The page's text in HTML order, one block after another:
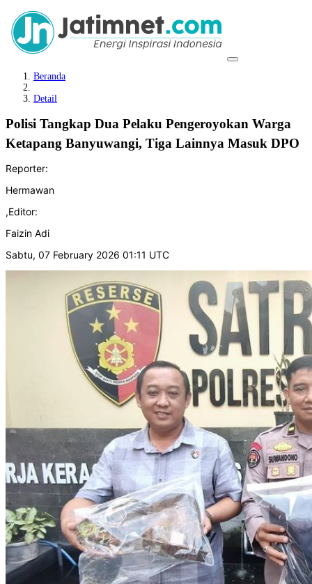
Beranda
Detail
Polisi Tangkap Dua Pelaku Pengeroyokan Warga
Ketapang Banyuwangi, Tiga Lainnya Masuk DPO
Reporter:
Hermawan
,Editor:
Faizin Adi
Sabtu, 07 February 2026 01:11 UTC